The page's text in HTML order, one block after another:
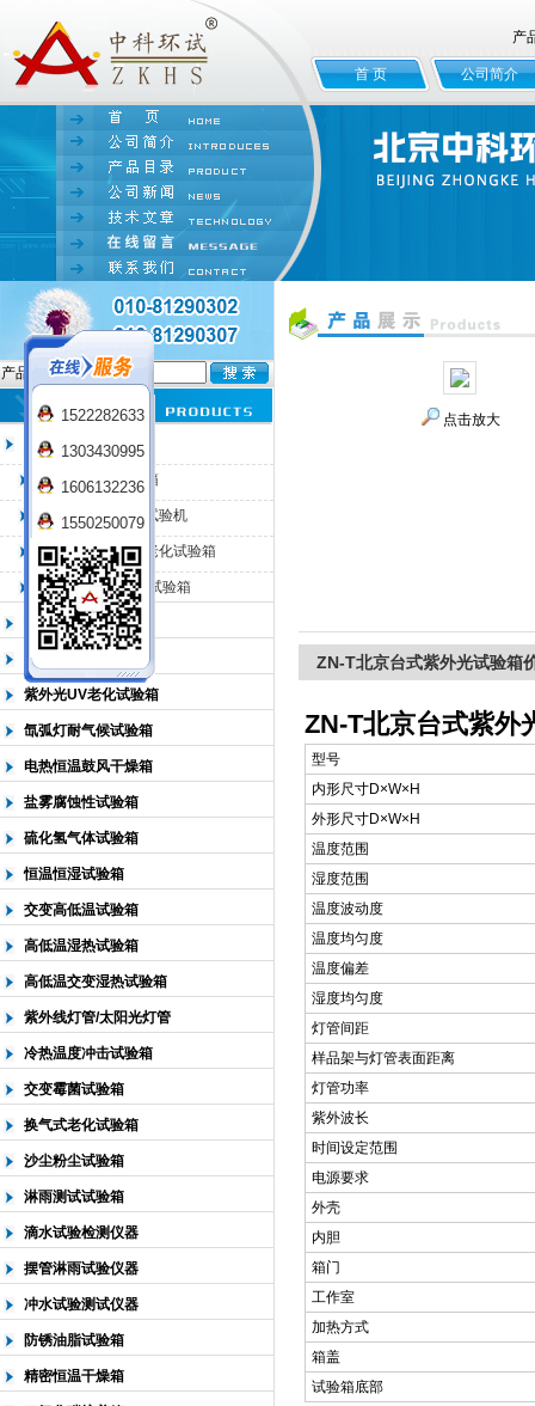
北京中科环试仪器有限公司
产
首 页 公司简介
产品名:
臭氧老化试验箱
QL-100臭氧老化箱
QL-225臭氧老化试验机
QL-500动态臭氧老化试验箱
QL-0*型臭氧老化试验箱
低温恒温试验箱
高低温检测试验箱
紫外光UV老化试验箱
氙弧灯耐气候试验箱
电热恒温鼓风干燥箱
盐雾腐蚀性试验箱
硫化氢气体试验箱
恒温恒湿试验箱
交变高低温试验箱
高低温湿热试验箱
高低温交变湿热试验箱
紫外线灯管/太阳光灯管
冷热温度冲击试验箱
交变霉菌试验箱
换气式老化试验箱
沙尘粉尘试验箱
淋雨测试试验箱
滴水试验检测仪器
摆管淋雨试验仪器
冲水试验测试仪器
防锈油脂试验箱
精密恒温干燥箱
点击放大
ZN-T北京台式紫外光试验箱
ZN-T北京台式紫外
型号
内形尺寸D×W×H
外形尺寸D×W×H
温度范围
湿度范围
温度波动度
温度均匀度
温度偏差
湿度均匀度
灯管间距
样品架与灯管表面距离
灯管功率
紫外波长
时间设定范围
电源要求
外壳
内胆
箱门
工作室
加热方式
箱盖
试验箱底部
1522282633
1303430995
1606132236
1550250079